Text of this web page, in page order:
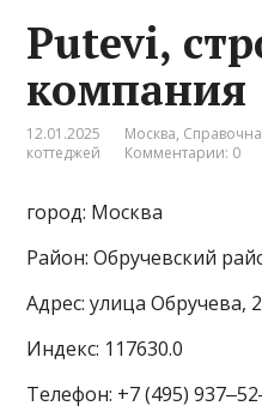
Putevi,
компания
12.01.2025 Москва,
коттеджей
Комментарии: 0
город: Москва
Район: Обручевский
Адрес: улица Обручева,
Индекс: 117630.0
Телефон: +7 (495)